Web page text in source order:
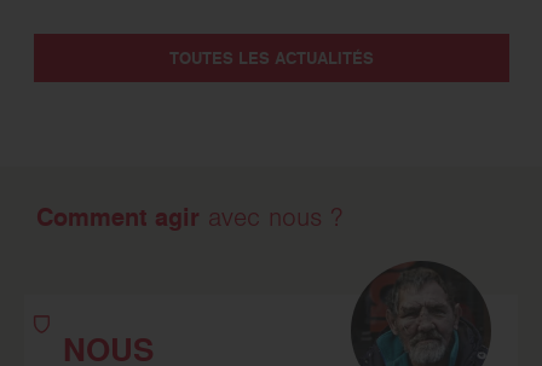
TOUTES LES ACTUALITÉS
Comment agir avec nous ?
NOUS